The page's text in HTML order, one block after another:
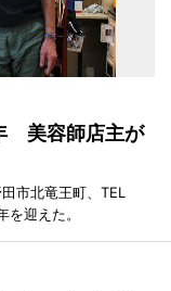
美容師店主が
市北竜王町、TEL
迎えた。